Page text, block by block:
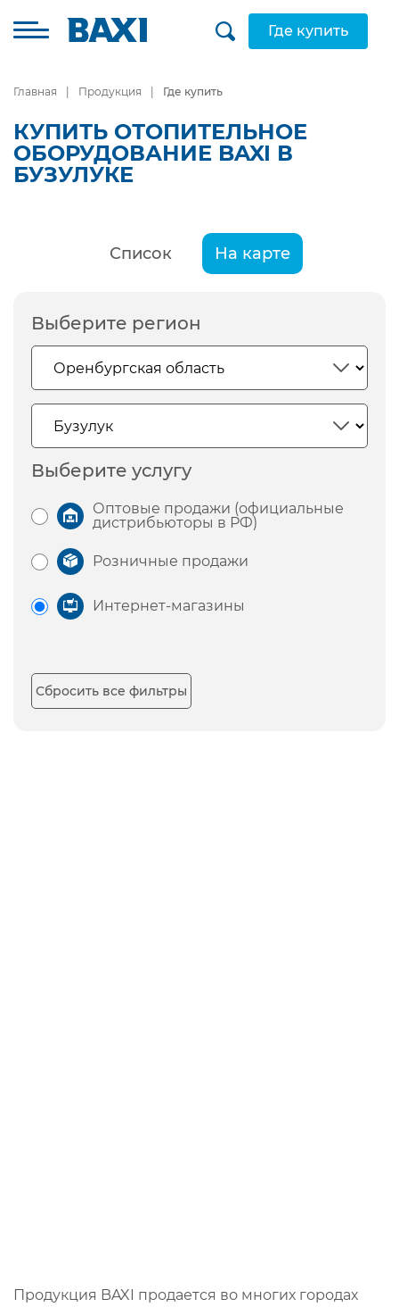
Где купить
Главная Продукция Где купить
КУПИТЬ ОТОПИТЕЛЬНОЕ
ОБОРУДОВАНИЕ BAXI В
БУЗУЛУКЕ
Список На карте
Выберите регион
Выберите услугу
Оптовые продажи (официальные
дистрибьюторы в РФ)
Розничные продажи
Интернет-магазины
Сбросить все фильтры
Продукция BAXI продается во многих городах